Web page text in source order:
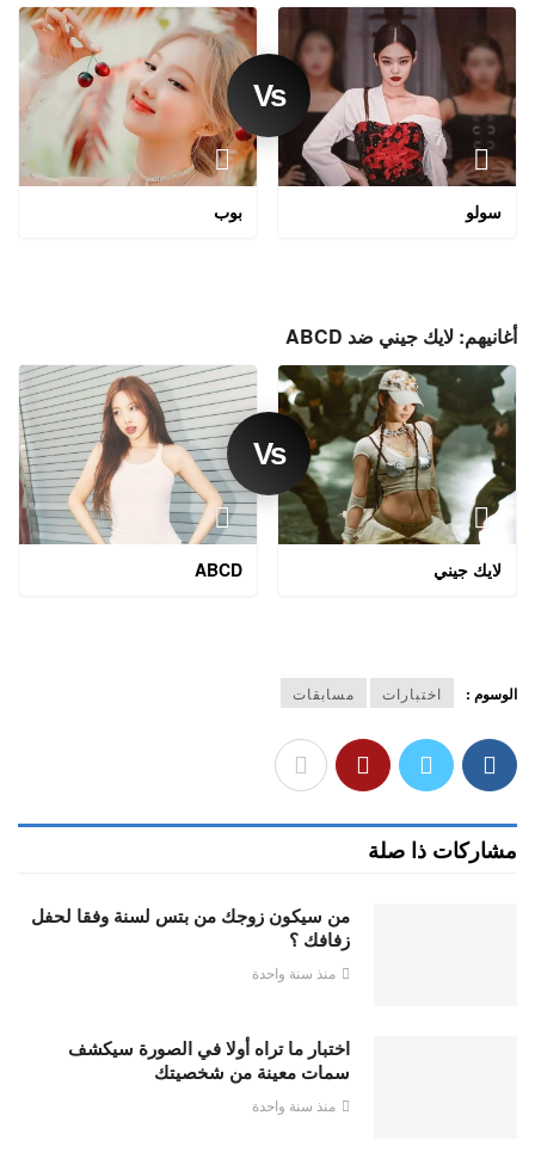
سولو بوب
أغانيهم: لايك جيني ضد ABCD
لايك جيني ABCD
الوسوم : اختبارات مسابقات
مشاركات ذا صلة
من سيكون زوجك من بتس لسنة وفقا لحفل
زفافك ؟
منذ سنة واحدة
اختبار ما تراه أولا في الصورة سيكشف
سمات معينة من شخصيتك
منذ سنة واحدة